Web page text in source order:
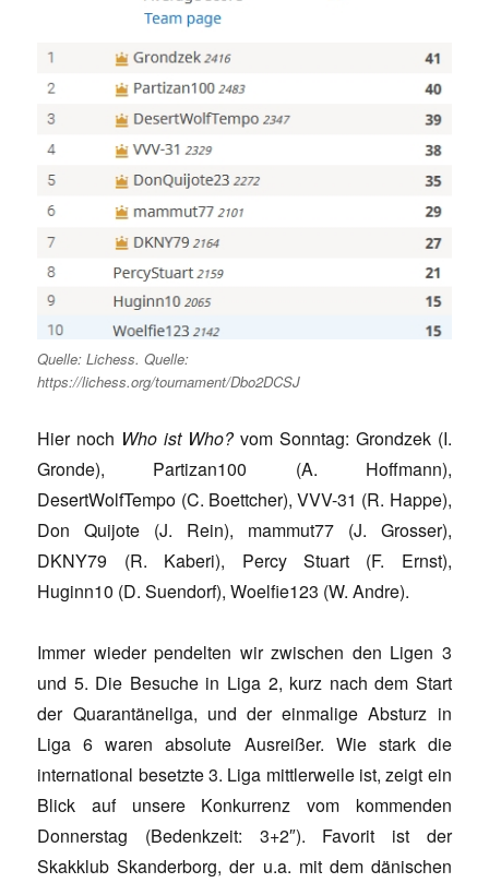
Quelle: Lichess. Quelle:
https://lichess.org/tournament/Dbo2DCSJ
Hier noch Who ist Who?vom Sonntag: Grondzek (I.
Gronde), Partizan100 (A. Hoffmann),
DesertWolfTempo (C. Boettcher), VVV-31 (R. Happe),
Don Quijote (J. Rein), mammut77 (J. Grosser),
DKNY79 (R. Kaberi), Percy Stuart (F. Ernst),
Huginn10 (D. Suendorf), Woelfie123 (W. Andre).
Immer wieder pendelten wir zwischen den Ligen 3
und 5. Die Besuche in Liga 2, kurz nach dem Start
der Quarantäneliga, und der einmalige Absturz in
Liga 6 waren absolute Ausreißer. Wie stark die
international besetzte 3. Liga mittlerweile ist, zeigt ein
Blick auf unsere Konkurrenz vom kommenden
Donnerstag (Bedenkzeit: 3+2″). Favorit ist der
Skakklub Skanderborg, der u.a. mit dem dänischen